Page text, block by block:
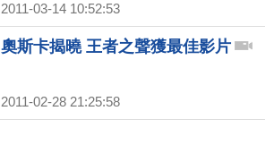
2011-03-14 10:52:53
奧斯卡揭曉 王者之聲獲最佳影片
2011-02-28 21:25:58